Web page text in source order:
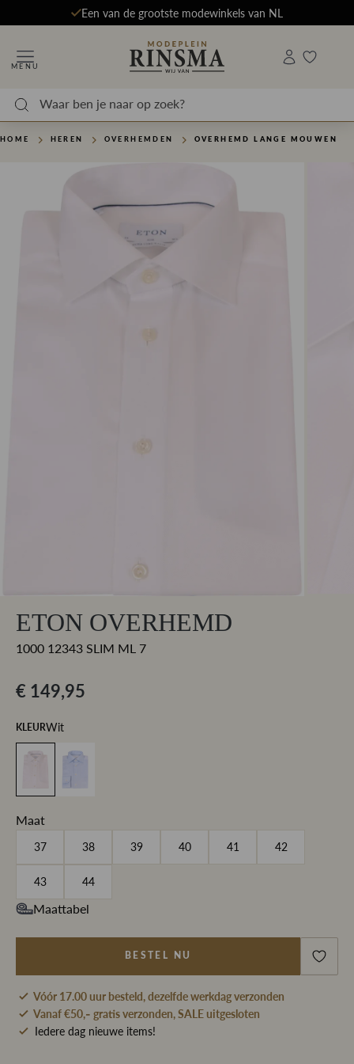
Een van de grootste modewinkels van NL
MENU
HOME HEREN OVERHEMDEN OVERHEMD LANGE MOUWEN
ETON OVERHEMD
1000 12343 SLIM ML 7
€ 149,95
KLEURWit
Maat
37 38 39 40 41 42
43 44
Maattabel
BESTEL NU
Vóór 17.00 uur besteld, dezelfde werkdag verzonden
Vanaf €50,- gratis verzonden, SALE uitgesloten
Iedere dag nieuwe items!